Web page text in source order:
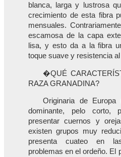
blanca, larga y lustrosa
crecimiento de esta fibra
mensuales.
escamosa de la capa
lisa, y esto da a la fibra
toque suave y resistencia
�QUÉ
RAZA GRANADINA?
Originaria de Europa
dominante, pelo corto,
presentar cuernos y
existen grupos muy
presenta cuateo en
problemas en el ordeño. El